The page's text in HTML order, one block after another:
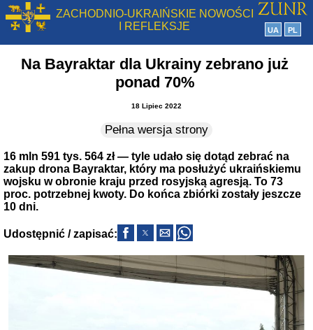
ZACHODNIO-UKRAIŃSKIE NOWOŚCI
I REFLEKSJE
UA PL
Na Bayraktar dla Ukrainy zebrano już
ponad 70%
18 Lipiec 2022
Pełna wersja strony
16 mln 591 tys. 564 zł — tyle udało się dotąd zebrać na
zakup drona Bayraktar, który ma posłużyć ukraińskiemu
wojsku w obronie kraju przed rosyjską agresją. To 73
proc. potrzebnej kwoty. Do końca zbiórki zostały jeszcze
10 dni.
Udostępnić / zapisać: